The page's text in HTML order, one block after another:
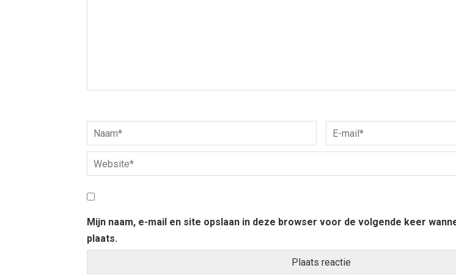
Mijn naam, e-mail en site opslaan in deze browser voor de volgende keer
plaats.